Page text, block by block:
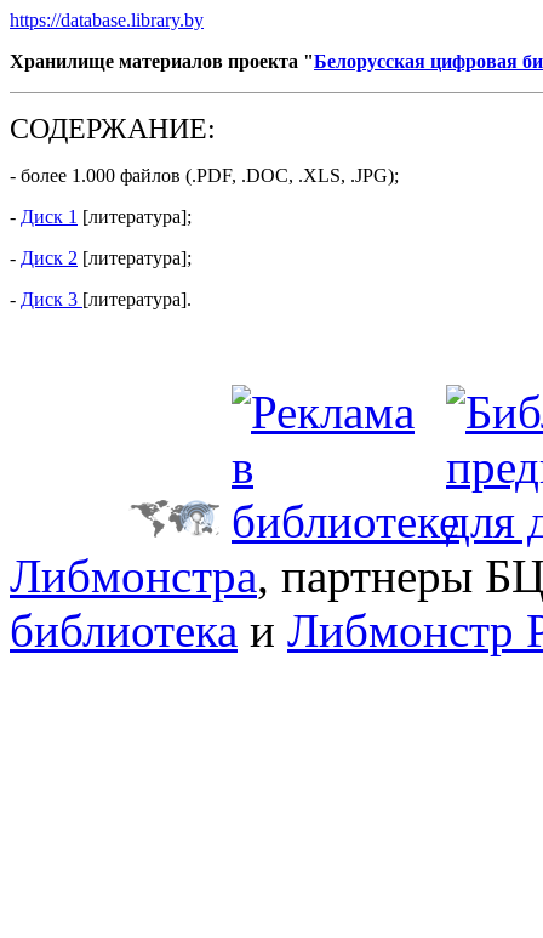
https://database.library.by
Хранилище материалов проекта "Белорусская цифровая
СОДЕРЖАНИЕ:
- более 1.000 файлов (.PDF, .DOC, .XLS, .JPG);
- Диск 1 [литература];
- Диск 2 [литература];
- Диск 3 [литература].
Либмонстра, партнеры
библиотека и Либмонстр